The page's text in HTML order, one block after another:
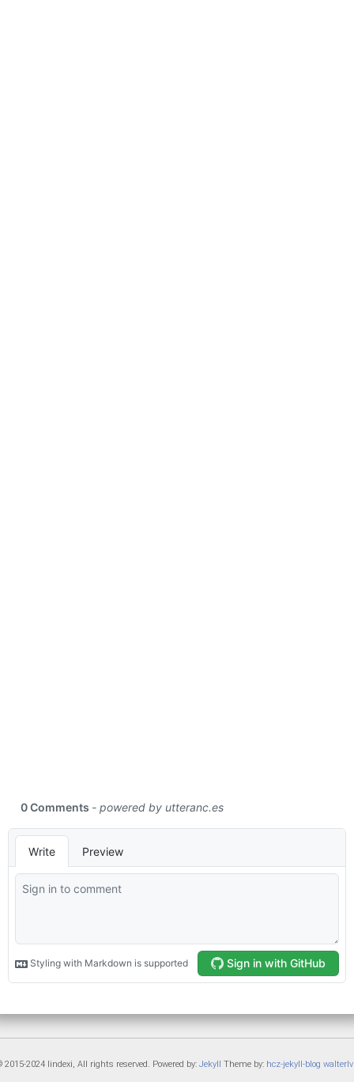
2015-2024 lindexi, All rights reserved. Powered by: Jekyll Theme by: hcz-jekyll-blog walterlv